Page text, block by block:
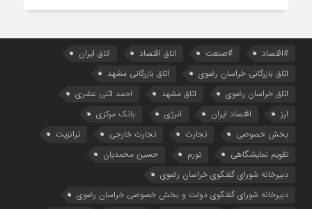
#اقتصاد #صنعت اتاق اقتصاد
اتاق ایران
اتاق بازرگانی خراسان رضوی
اتاق بازرگانی مشهد
اتاق خراسان رضوی
اتاق مشهد
احمد اثنی عشری
ارز
اقتصاد ایران انرژی
بانک مرکزی
بخش خصوصی
تجارت تجارت خارجی
ترانزیت
تقویم نمایشگاهی
تورم
حسین محمدیان
دبیرخانه شورای گفتگوی خراسان رضوی
دبیرخانه شورای گفتگوی دولت و بخش خصوصی خراسان رضوی